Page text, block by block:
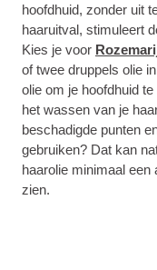
hoofdhuid, zonder uit
haaruitval, stimuleert
Kies je voor
of twee druppels olie
olie om je hoofdhuid
het wassen van je
beschadigde punten
gebruiken? Dat kan
haarolie minimaal
zien.